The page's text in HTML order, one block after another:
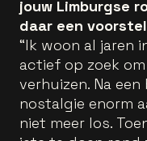
jouw Limburgse
daar een
“Ik woon al jaren
actief op zoek
verhuizen. Na
nostalgie enorm
niet meer los.